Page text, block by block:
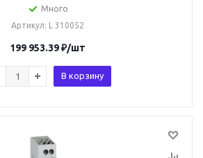
Много
Артикул: L 310052
199 953.39₽/шт
В корзину